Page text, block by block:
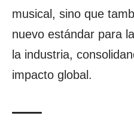
musical, sino que
nuevo estándar para
la industria,
impacto global.